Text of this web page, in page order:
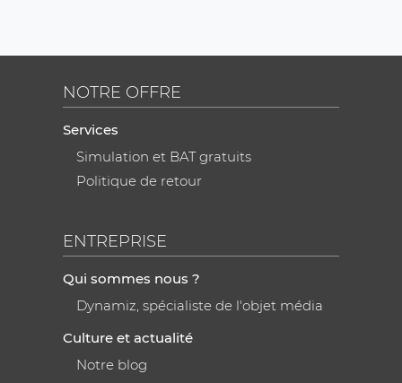
NOTRE OFFRE
Services
Simulation et BAT gratuits
Politique de retour
ENTREPRISE
Qui sommes nous ?
Dynamiz, spécialiste de l'objet média
Culture et actualité
Notre blog